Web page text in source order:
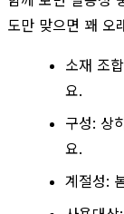
도만 맞으면 꽤 오
소재 조
요.
구성: 상
요.
계절성: